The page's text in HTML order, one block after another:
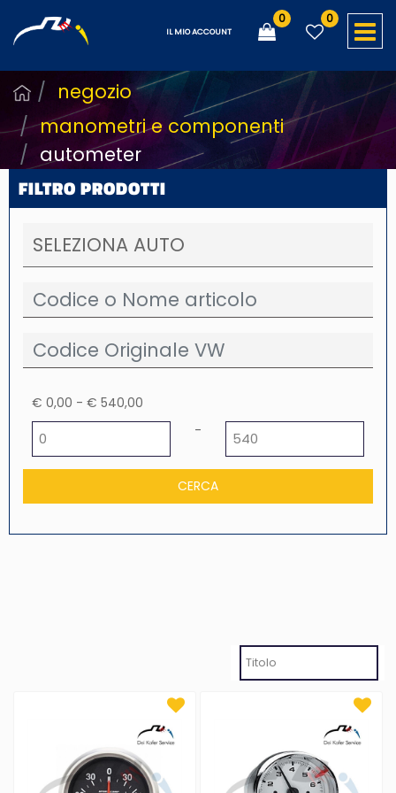
IL MIO ACCOUNT
0 0
negozio
manometri e componenti
autometer
FILTRO PRODOTTI
€ 0,00 - € 540,00
-